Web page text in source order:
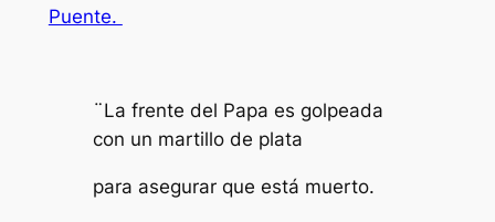
Puente.
¨La frente del Papa es golpeada
con un martillo de plata
para asegurar que está muerto.